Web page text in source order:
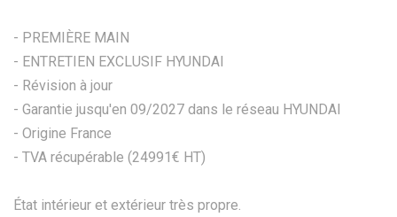
- PREMIÈRE MAIN
- ENTRETIEN EXCLUSIF HYUNDAI
- Révision à jour
- Garantie jusqu'en 09/2027 dans le réseau HYUNDAI
- Origine France
- TVA récupérable (24991€ HT)
État intérieur et extérieur très propre.